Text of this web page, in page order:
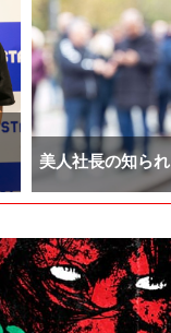
美人社長の知ら